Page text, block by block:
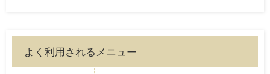
よく利用されるメニュー